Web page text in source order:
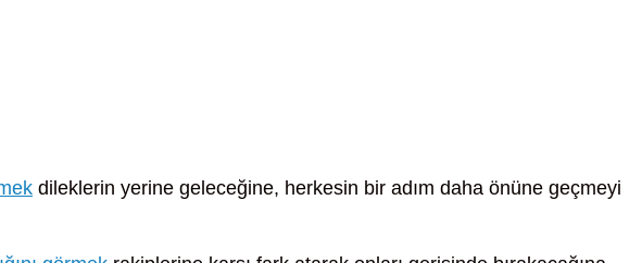
dileklerin yerine geleceğine, herkesin bir adım daha önüne geçmeyi